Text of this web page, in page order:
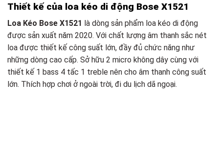
Thiết kế của loa kéo di động Bose X1521
Loa Kéo Bose X1521 là dòng sản phẩm loa kéo di động
được sản xuất năm 2020. Với chất lượng âm thanh sắc nét
loa được thiết kế công suất lớn, đầy đủ chức năng như
những dòng cao cấp. Sở hữu 2 micro không dây cùng với
thiết kế 1 bass 4 tấc 1 treble nên cho âm thanh công suất
lớn. Thích hợp chơi ở ngoài trời, đi du lịch dã ngoại.